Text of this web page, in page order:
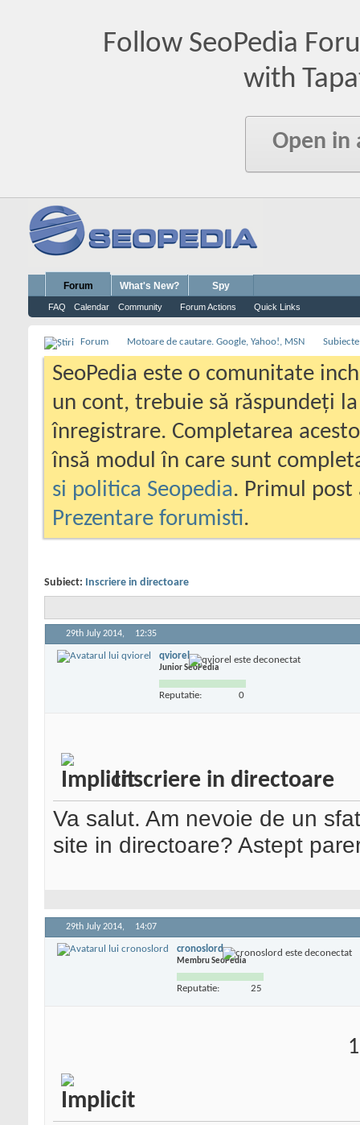
Follow SeoPedia
with
Open in
Forum
FAQ Calendar Community Forum Actions Quick Links
What's New? Spy
Forum Motoare de cautare. Google, Yahoo!, MSN
SeoPedia este o comunitate
un cont, trebuie să răspundeți
înregistrare. Completarea
însă modul în care sunt
si politica Seopedia. Primul
Prezentare forumisti.
Subiect: Inscriere in directoare
29th July 2014, 12:35
qviorel
Junior SeoPedia
Reputatie: 0
Inscriere in directoare
Va salut. Am nevoie de un
site in directoare? Astept
29th July 2014, 14:07
cronoslord
Membru SeoPedia
Reputatie: 25